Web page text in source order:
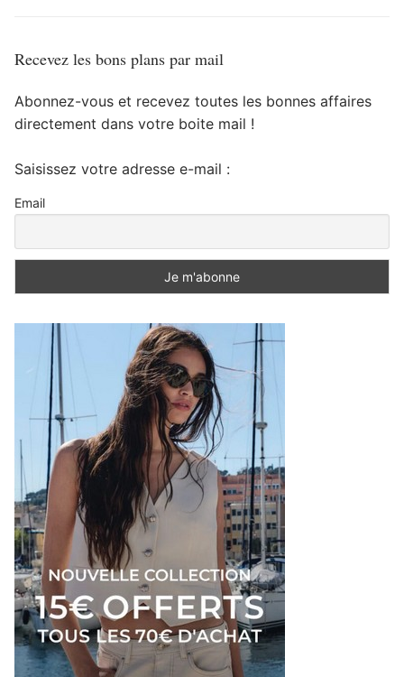
Recevez les bons plans par mail
Abonnez-vous et recevez toutes les bonnes affaires
directement dans votre boite mail !
Saisissez votre adresse e-mail :
Email